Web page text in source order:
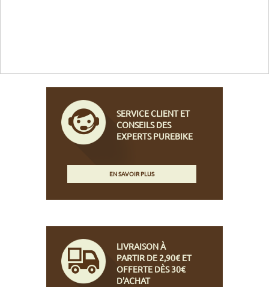
SERVICE CLIENT ET
CONSEILS DES
EXPERTS PUREBIKE
EN SAVOIR PLUS
LIVRAISON À
PARTIR DE 2,90€ ET
OFFERTE DÈS 30€
D'ACHAT